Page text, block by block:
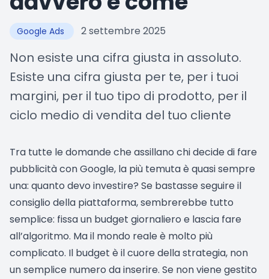
Google Ads 2 settembre 2025
Non esiste una cifra giusta in assoluto.
Esiste una cifra giusta per te, per i tuoi
margini, per il tuo tipo di prodotto, per il
ciclo medio di vendita del tuo cliente
Tra tutte le domande che assillano chi decide di fare
pubblicità con Google, la più temuta è quasi sempre
una: quanto devo investire? Se bastasse seguire il
consiglio della piattaforma, sembrerebbe tutto
semplice: fissa un budget giornaliero e lascia fare
all’algoritmo. Ma il mondo reale è molto più
complicato. Il budget è il cuore della strategia, non
un semplice numero da inserire. Se non viene gestito